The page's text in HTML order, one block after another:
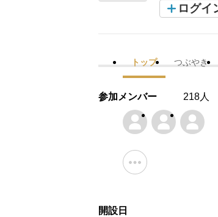
ログイ
トップ つぶやき
参加メンバー 218人
開設日